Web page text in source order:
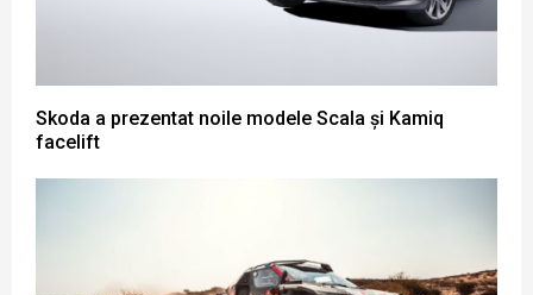
Skoda a prezentat noile modele Scala și Kamiq
facelift